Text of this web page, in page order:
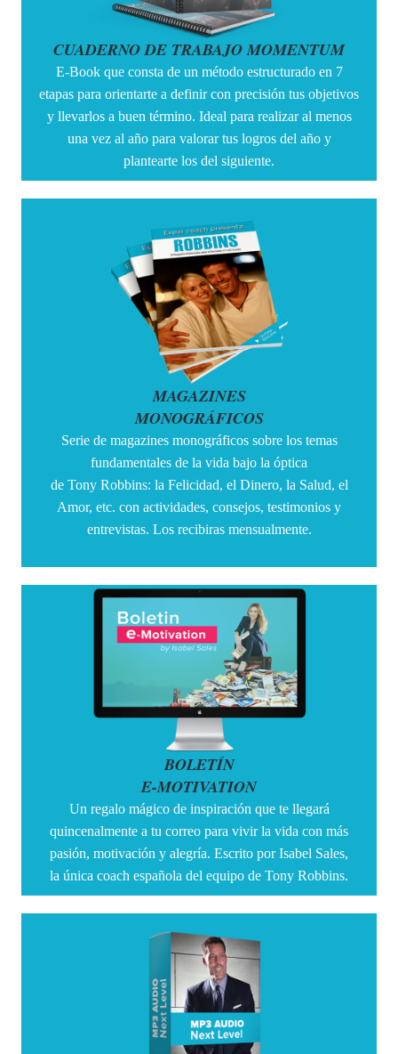
CUADERNO DE TRABAJO MOMENTUM
E-Book que consta de un método estructurado en 7
etapas para orientarte a definir con precisión tus objetivos
y llevarlos a buen término. Ideal para realizar al menos
una vez al año para valorar tus logros del año y
plantearte los del siguiente.
MAGAZINES
MONOGRÁFICOS
Serie de magazines monográficos sobre los temas
fundamentales de la vida bajo la óptica
de Tony Robbins: la Felicidad, el Dinero, la Salud, el
Amor, etc. con actividades, consejos, testimonios y
entrevistas. Los recibiras mensualmente.
BOLETÍN
E-MOTIVATION
Un regalo mágico de inspiración que te llegará
quincenalmente a tu correo para vivir la vida con más
pasión, motivación y alegría. Escrito por Isabel Sales,
la única coach española del equipo de Tony Robbins.